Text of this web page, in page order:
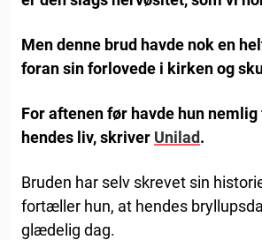
Men denne brud havde nok en
foran sin forlovede i kirken og
For aftenen før havde hun
hendes liv, skriver Unilad.
Bruden har selv skrevet sin
fortæller hun, at hendes
glædelig dag.